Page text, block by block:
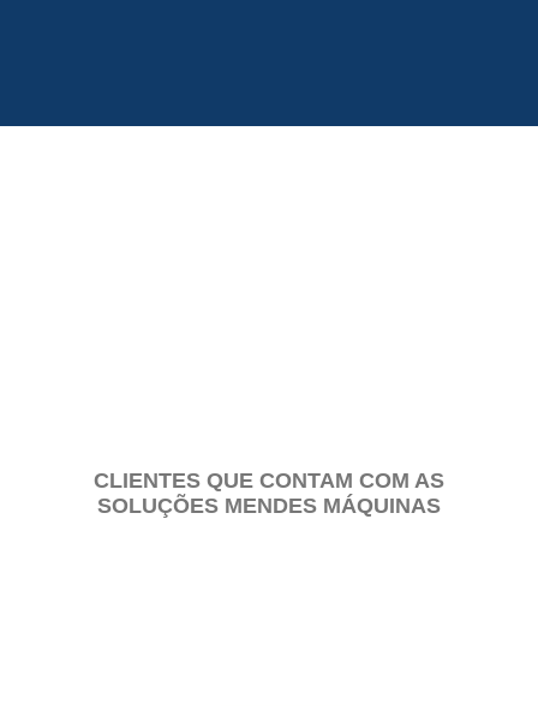
CLIENTES QUE CONTAM COM AS
SOLUÇÕES MENDES MÁQUINAS